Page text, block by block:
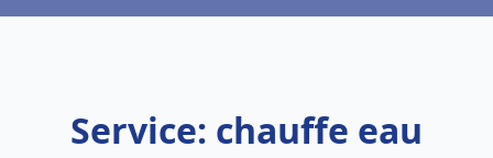
Service: chauffe eau